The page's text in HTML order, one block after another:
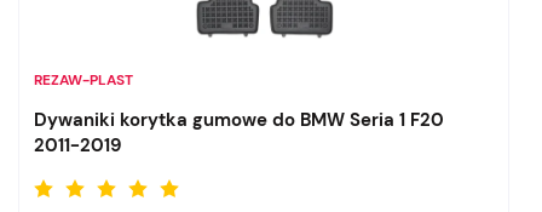
REZAW-PLAST
Dywaniki korytka gumowe do BMW Seria 1 F20
2011-2019